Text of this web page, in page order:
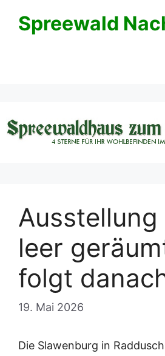
InhaltSpreewald
Ausstellung
leer
folgt
19. Mai 2026
Die Slawenburg in